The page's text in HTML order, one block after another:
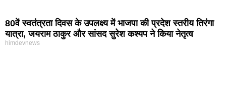
80वें स्वतंत्रता दिवस के उपलक्ष्य में भाजपा की प्रदेश स्तरीय तिरंगा
यात्रा, जयराम ठाकुर और सांसद सुरेश कश्यप ने किया नेतृत्व
himdevnews